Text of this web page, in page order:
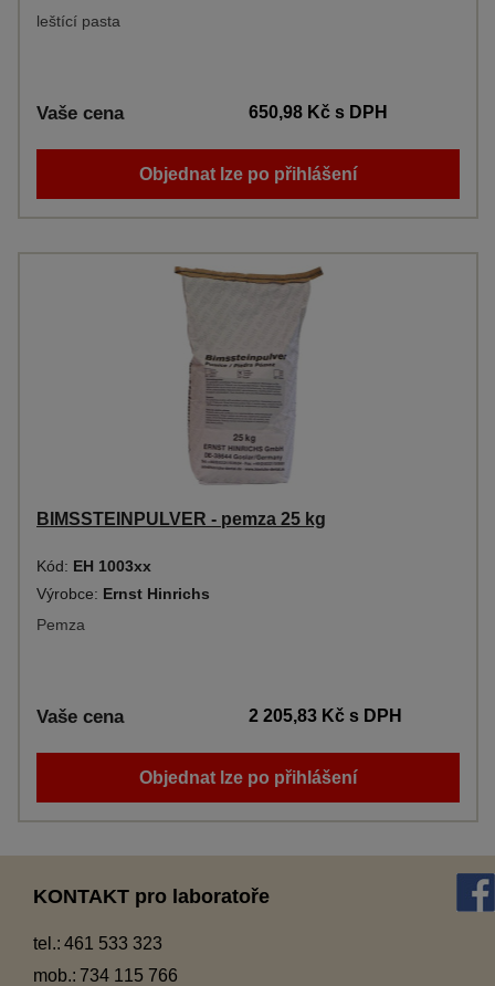
leštící pasta
Vaše cena 650,98 Kčs DPH
Objednat lze po přihlášení
BIMSSTEINPULVER - pemza 25 kg
Kód: EH 1003xx
Výrobce: Ernst Hinrichs
Pemza
Vaše cena 2 205,83 Kčs DPH
Objednat lze po přihlášení
KONTAKT pro laboratoře
tel.: 461 533 323
mob.: 734 115 766